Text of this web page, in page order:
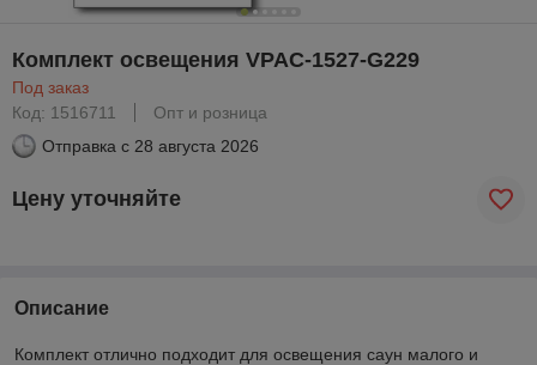
Комплект освещения VPAC-1527-G229
Под заказ
Код: 1516711
Опт и розница
Отправка с 28 августа 2026
Цену уточняйте
Описание
Комплект отлично подходит для освещения саун малого и